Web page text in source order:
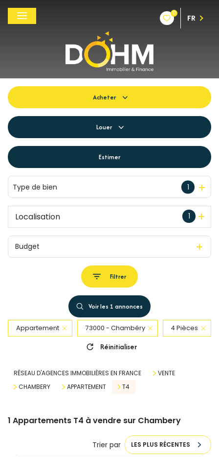
0
FR
Acheter
Du neuf
De l'immo pro
Louer
De l'immo pro
Estimer
Type de bien 1
1
Localisation
Budget
Filtrer
Voir les 1 annonces
Appartement 73000 - Chambéry 4 Pièces
Réinitialiser
RÉSEAU D'AGENCES IMMOBILIÈRES EN FRANCE
VENTE
CHAMBERY
APPARTEMENT T4
1 Appartements T4 à vendre sur Chambery
Trier par LES PLUS RÉCENTES